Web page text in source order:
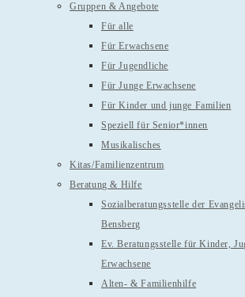
Gruppen & Angebote
Für alle
Für Erwachsene
Für Jugendliche
Für Junge Erwachsene
Für Kinder und junge Familien
Speziell für Senior*innen
Musikalisches
Kitas/Familienzentrum
Beratung & Hilfe
Sozialberatungsstelle der
Bensberg
Ev. Beratungsstelle für Kinder,
Erwachsene
Alten- & Familienhilfe